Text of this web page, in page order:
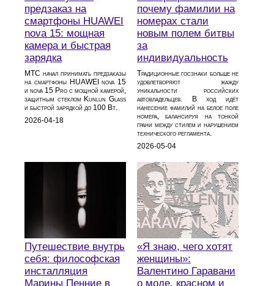
предзаказ на
смартфоны HUAWEI
nova 15: мощная
камера и быстрая
зарядка
МТС начал принимать предзаказы
на смартфоны HUAWEI nova 15
и nova 15 Pro с мощной камерой,
защитным стеклом Kunlun Glass
и быстрой зарядкой до 100 Вт.
2026-04-18
почему фамилии на
номерах стали
новым полем битвы
за
индивидуальность
Традиционные госзнаки больше не
удовлетворяют жажду
уникальности российских
автовладельцев. В ход идёт
нанесение фамилий на белое поле
номера, балансируя на тонкой
грани между стилем и нарушением
технического регламента.
2026-05-04
Путешествие внутрь
себя: философская
инсталляция
Марины Пенние в
«Я знаю, чего хотят
женщины»:
Валентино Гаравани
о моде, красном и